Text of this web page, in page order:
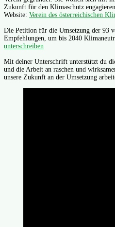
Zukunft für den Klimaschutz engagieren.
Website: Verein des österreichischen
Die Petition für die Umsetzung der 93
Empfehlungen, um bis 2040
unterschreiben
Mit deiner Unterschrift unterstützt du
und die Arbeit an raschen und
unsere Zukunft an der Umsetzung